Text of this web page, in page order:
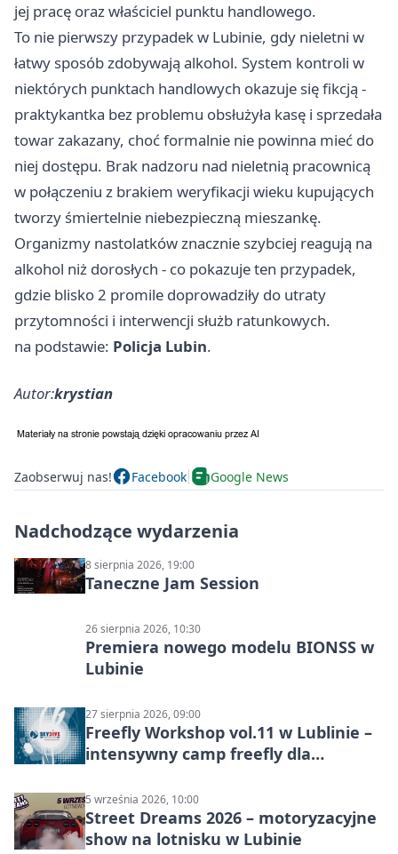
jej pracę oraz właściciel punktu handlowego.
To nie pierwszy przypadek w Lubinie, gdy nieletni w
łatwy sposób zdobywają alkohol. System kontroli w
niektórych punktach handlowych okazuje się fikcją -
praktykantka bez problemu obsłużyła kasę i sprzedała
towar zakazany, choć formalnie nie powinna mieć do
niej dostępu. Brak nadzoru nad nieletnią pracownicą
w połączeniu z brakiem weryfikacji wieku kupujących
tworzy śmiertelnie niebezpieczną mieszankę.
Organizmy nastolatków znacznie szybciej reagują na
alkohol niż dorosłych - co pokazuje ten przypadek,
gdzie blisko 2 promile doprowadziły do utraty
przytomności i interwencji służb ratunkowych.
na podstawie: Policja Lubin.
Autor:krystian
Zaobserwuj nas! Facebook Google News
Nadchodzące wydarzenia
8 sierpnia 2026, 19:00
Taneczne Jam Session
26 sierpnia 2026, 10:30
Premiera nowego modelu BIONSS w
Lubinie
27 sierpnia 2026, 09:00
Freefly Workshop vol.11 w Lublinie –
intensywny camp freefly dla
5 września 2026, 10:00
Street Dreams 2026 – motoryzacyjne
show na lotnisku w Lubinie